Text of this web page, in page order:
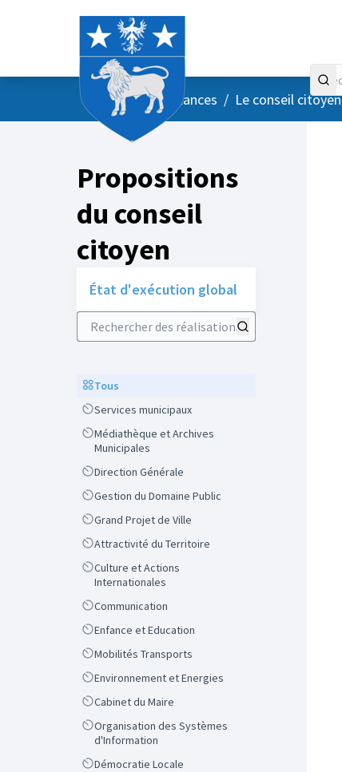
AccueilMenu principal
/ Vos instances / Le conseil citoyen
Propositions
du conseil
citoyen
État d'exécution global
Rechercher des réalisations
ScopeTous
ScopeServices municipaux
Scope
Médiathèque et Archives
Municipales
ScopeDirection Générale
ScopeGestion du Domaine Public
ScopeGrand Projet de Ville
ScopeAttractivité du Territoire
Scope
Culture et Actions
Internationales
ScopeCommunication
ScopeEnfance et Education
ScopeMobilités Transports
ScopeEnvironnement et Energies
ScopeCabinet du Maire
Scope
Organisation des Systèmes
d'Information
ScopeDémocratie Locale